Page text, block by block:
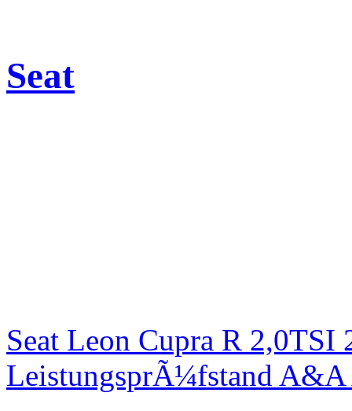
Seat
Seat Leon Cupra R
LeistungsprÃ¼fstand